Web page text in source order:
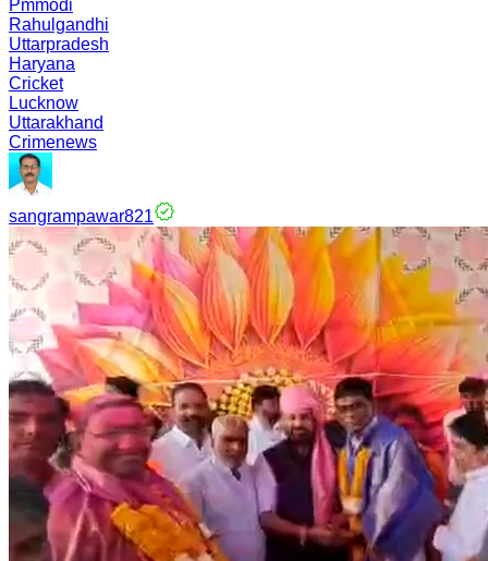
Pmmodi
Rahulgandhi
Uttarpradesh
Haryana
Cricket
Lucknow
Uttarakhand
Crimenews
sangrampawar821